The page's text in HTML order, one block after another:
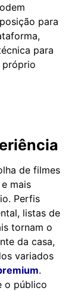
para
para
próprio
de filmes
mais
Perfis
listas de
tornam o
da casa,
variados
.
o público